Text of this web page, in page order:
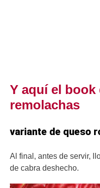
Y aquí el book
remolachas
variante de queso
Al final, antes de servir,
de cabra deshecho.